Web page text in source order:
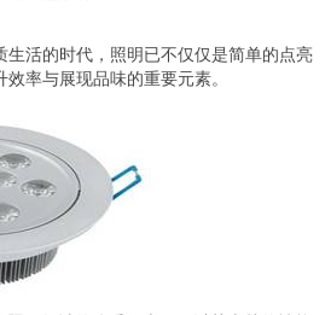
生活的时代，照明已不仅仅是简单的点亮
率与展现品味的重要元素。